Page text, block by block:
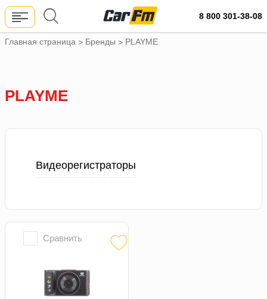
8 800 301-38-08
Главная страница > Бренды > PLAYME
PLAYME
Видеорегистраторы
Сравнить